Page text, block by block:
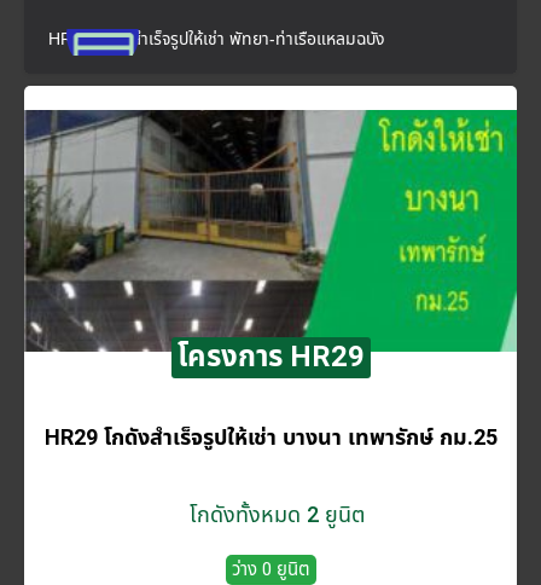
HR28 โกดังสำเร็จรูปให้เช่า พัทยา-ท่าเรือแหลมฉบัง
โครงการ HR29
HR29 โกดังสำเร็จรูปให้เช่า บางนา เทพารักษ์ กม.25
โกดังทั้งหมด 2 ยูนิต
ว่าง 0 ยูนิต